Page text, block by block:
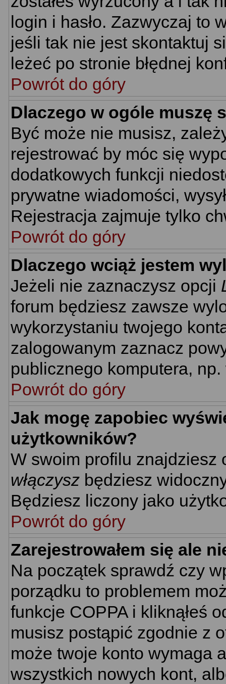
login i hasło. Zazwyczaj to
jeśli tak nie jest skontaktuj
leżeć po stronie błędnej
Powrót do góry
Dlaczego w ogóle muszę
Być może nie musisz,
rejestrować by móc się
dodatkowych funkcji
prywatne wiadomości,
Rejestracja zajmuje tylko
Powrót do góry
Dlaczego wciąż jestem
Jeżeli nie zaznaczysz opcji
forum będziesz zawsze
wykorzystaniu twojego
zalogowanym zaznacz
publicznego komputera,
Powrót do góry
Jak mogę zapobiec
użytkowników?
W swoim profilu znajdziesz
włączysz będziesz
Będziesz liczony jako
Powrót do góry
Zarejestrowałem się ale
Na początek sprawdź czy
porządku to problemem
funkcje COPPA i kliknąłeś
musisz postąpić zgodnie z
może twoje konto wymaga
wszystkich nowych kont,